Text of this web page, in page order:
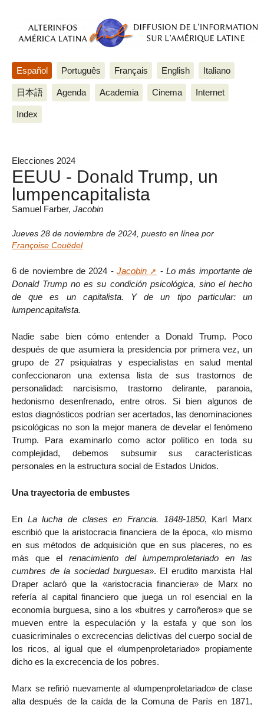
Español Português Français English Italiano
日本語 Agenda Academia Cinema Internet
Index
Elecciones 2024
EEUU - Donald Trump, un
lumpencapitalista
Samuel Farber, Jacobin
Jueves 28 de noviembre de 2024 puesto en línea por
Françoise Couëdel
6 de noviembre de 2024 - Jacobin -Lo más importante de
Donald Trump no es su condición psicológica, sino el hecho
de que es un capitalista. Y de un tipo particular: un
lumpencapitalista.
Nadie sabe bien cómo entender a Donald Trump. Poco
después de que asumiera la presidencia por primera vez, un
grupo de 27 psiquiatras y especialistas en salud mental
confeccionaron una extensa lista de sus trastornos de
personalidad: narcisismo, trastorno delirante, paranoia,
hedonismo desenfrenado, entre otros. Si bien algunos de
estos diagnósticos podrían ser acertados, las denominaciones
psicológicas no son la mejor manera de develar el fenómeno
Trump. Para examinarlo como actor político en toda su
complejidad, debemos subsumir sus características
personales en la estructura social de Estados Unidos.
Una trayectoria de embustes
En La lucha de clases en Francia. 1848-1850, Karl Marx
escribió que la aristocracia financiera de la época, «lo mismo
en sus métodos de adquisición que en sus placeres, no es
más que el renacimiento del lumpemproletariado en las
cumbres de la sociedad burguesa». El erudito marxista Hal
Draper aclaró que la «aristocracia financiera» de Marx no
refería al capital financiero que juega un rol esencial en la
economía burguesa, sino a los «buitres y carroñeros» que se
mueven entre la especulación y la estafa y que son los
cuasicriminales o excrecencias delictivas del cuerpo social de
los ricos, al igual que el «lumpenproletariado» propiamente
dicho es la excrecencia de los pobres.
Marx se refirió nuevamente al «lumpenproletariado» de clase
alta después de la caída de la Comuna de París en 1871,